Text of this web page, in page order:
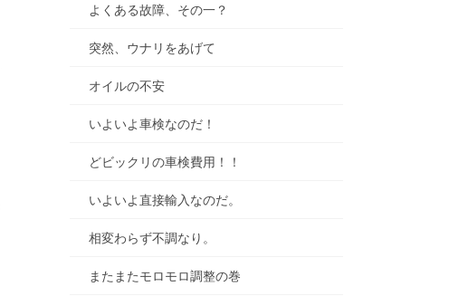
よくある故障、その一？
突然、ウナリをあげて
オイルの不安
いよいよ車検なのだ！
どビックリの車検費用！！
いよいよ直接輸入なのだ。
相変わらず不調なり。
またまたモロモロ調整の巻